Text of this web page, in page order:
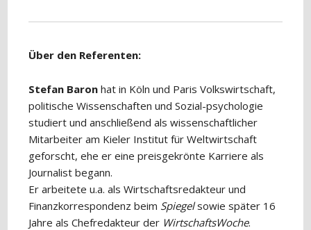
Über den Referenten:
Stefan Baronhat in Köln und Paris Volkswirtschaft,
politische Wissenschaften und Sozial-psychologie
studiert und anschließend als wissenschaftlicher
Mitarbeiter am Kieler Institut für Weltwirtschaft
geforscht, ehe er eine preisgekrönte Karriere als
Journalist begann.
Er arbeitete u.a. als Wirtschaftsredakteur und
Finanzkorrespondenz beim Spiegelsowie später 16
Jahre als Chefredakteur der WirtschaftsWoche.